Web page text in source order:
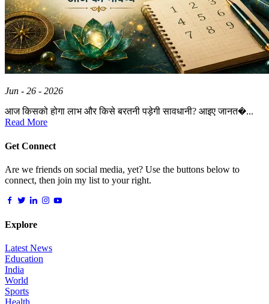
Jun - 26 - 2026
आज किसको होगा लाभ और किसे बरतनी पड़ेगी सावधानी? आइए जानत�...
Read More
Get Connect
Are we friends on social media, yet? Use the buttons below to
connect, then join my list to your right.
Explore
Latest News
Education
India
World
Sports